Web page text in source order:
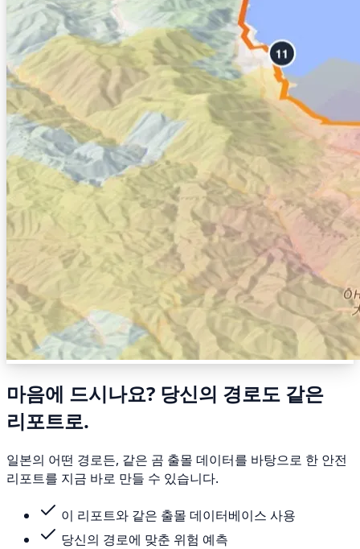
마음에 드시나요? 당신의 경로도 같은
리포트로.
일본의 어떤 경로든, 같은 곰 출몰 데이터를 바탕으로 한 안전
리포트를 지금 바로 만들 수 있습니다.
이 리포트와 같은 출몰 데이터베이스 사용
당신의 경로에 맞춘 위험 예측